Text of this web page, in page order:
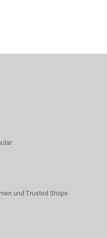
und Trusted Shops